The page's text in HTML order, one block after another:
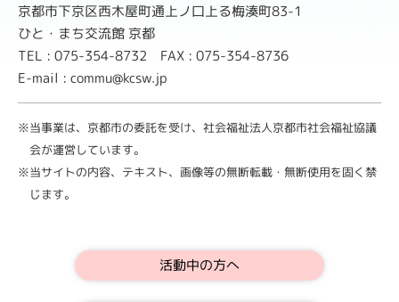
京都市下京区西木屋町通上ノ口上る梅湊町83-1
ひと・まち交流館 京都
TEL : 075-354-8732 FAX : 075-354-8736
E-mail : commu@kcsw.jp
※当事業は、京都市の委託を受け、社会福祉法人京都市社会福祉協議
会が運営しています。
※当サイトの内容、テキスト、画像等の無断転載・無断使用を固く禁
じます。
活動中の方へ